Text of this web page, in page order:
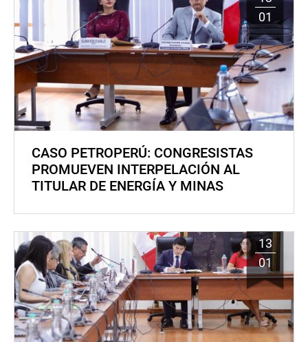
01
CASO PETROPERÚ: CONGRESISTAS
PROMUEVEN INTERPELACIÓN AL
TITULAR DE ENERGÍA Y MINAS
13
01